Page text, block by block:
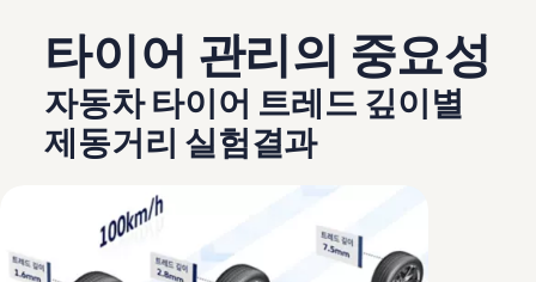
타이어 관리의 중요성
자동차 타이어 트레드 깊이별
제동거리 실험결과